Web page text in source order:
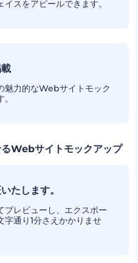
スをアピールできます。
魅力的なWebサイトモック
Webサイトモックアップ
たします。
プレビューし、エクスポー
字通り1分さえかかりませ